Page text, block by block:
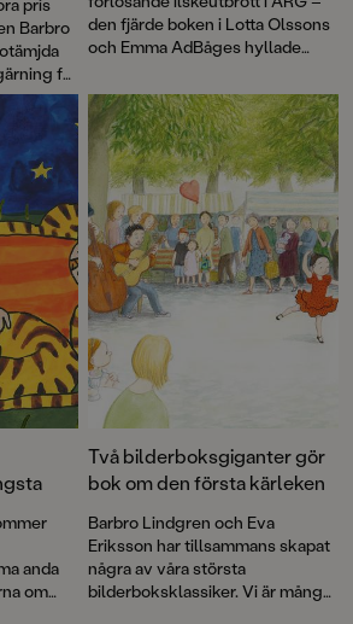
Barbro
för
den fjärde boken i Lotta Olssons
och Emma AdBåges hyllade
Dessutom kommer nya
bilderböcker om de knasiga
favoriterna Loranga, Masarin och
Dartanjang, en flerfaldigt prisad
godnattsaga, klassiska visor,
tankeväckande dikter och
MYCKET mer!
anda
om
Två bilderboksgiganter gör
bok om den första kärleken
Barbro Lindgren och Eva
Eriksson har tillsammans skapat
några av våra största
bilderboksklassiker. Vi är många